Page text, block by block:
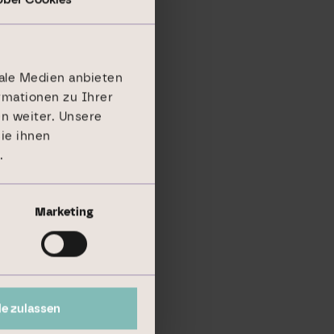
Medien anbieten
zu Ihrer
weiter. Unsere
ihnen
Marketing
zulassen